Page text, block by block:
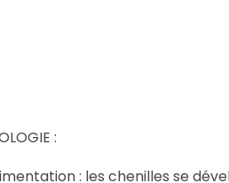
:
: les chenilles se